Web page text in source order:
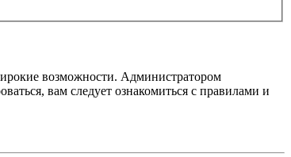
возможности. Администратором
вам следует ознакомиться с правилами и